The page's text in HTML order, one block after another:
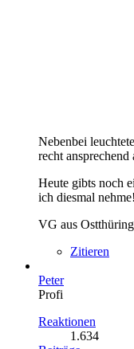
Nebenbei
recht ansprechend
Heute gibts noch
ich diesmal nehme!
VG aus
Zitieren
Peter
Profi
Reaktionen
1.634